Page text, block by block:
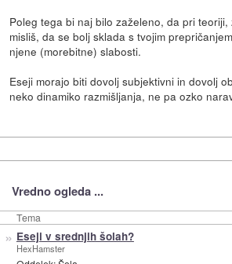
Poleg tega bi naj bilo zaželeno, da pri
misliš, da se bolj sklada s tvojim
njene (morebitne) slabosti.
Eseji morajo biti dovolj subjektivni in dovolj
neko dinamiko razmišljanja, ne pa ozko
Vredno ogleda ...
Tema
» Eseji v srednjih šolah?
HexHamster